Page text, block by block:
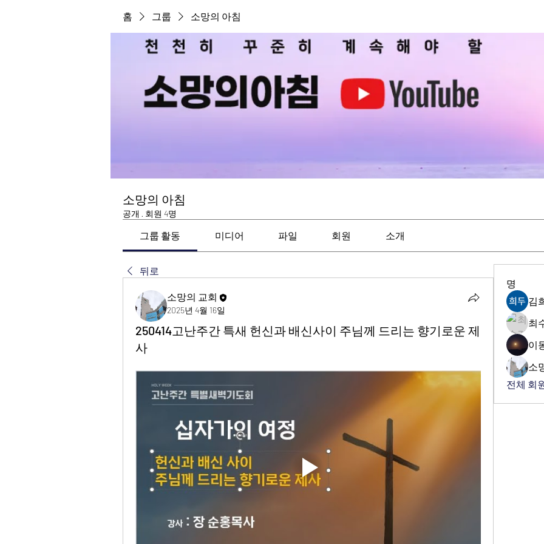
홈 그룹 소망의 아침
소망의 아침
공개 · 회원 4명
그룹 활동 미디어 파일 회원 소개
뒤로
소망의 교회
2025년 4월 16일
250414고난주간 특새 헌신과 배신사이 주님께 드리는 향기로운 제
사
명
김
최
이
소
전체 회